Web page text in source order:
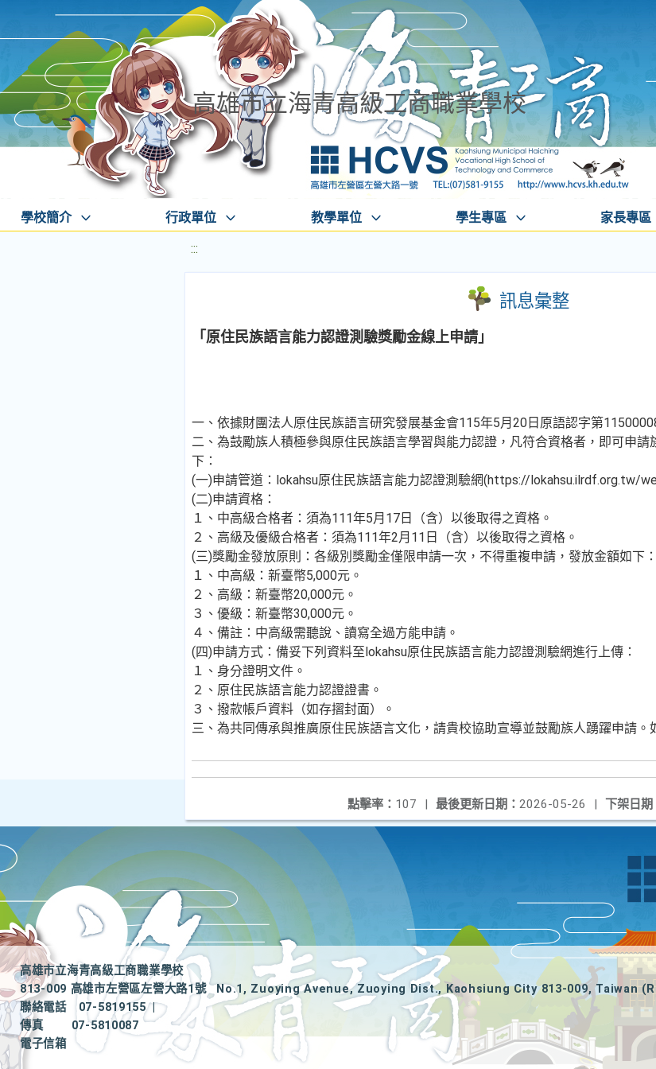
高雄市立海青高級工商職業學校
學校簡介 行政單位 教學單位 學生專區 家長專區
:::
訊息彙整
「原住民族語言能力認證測驗獎勵金線上申請」
一、依據財團法人原住民族語言研究發展基金會115年5月20日原語認字第
二、為鼓勵族人積極參與原住民族語言學習與能力認證，凡符合資格者，即可申
下：
(一)申請管道：lokahsu原住民族語言能力認證測驗網(https://lokahsu.ilrdf.org.tw/
(二)申請資格：
１、中高級合格者：須為111年5月17日（含）以後取得之資格。
２、高級及優級合格者：須為111年2月11日（含）以後取得之資格。
(三)獎勵金發放原則：各級別獎勵金僅限申請一次，不得重複申請，發放金額如下：
１、中高級：新臺幣5,000元。
２、高級：新臺幣20,000元。
３、優級：新臺幣30,000元。
４、備註：中高級需聽說、讀寫全過方能申請。
(四)申請方式：備妥下列資料至lokahsu原住民族語言能力認證測驗網進行上傳：
１、身分證明文件。
２、原住民族語言能力認證證書。
３、撥款帳戶資料（如存摺封面）。
三、為共同傳承與推廣原住民族語言文化，請貴校協助宣導並鼓勵族人踴躍申請。
下架日期
最後更新日期： 2026-05-26 |
點擊率： 107 |
高雄市立海青高級工商職業學校
813-009 高雄市左營區左營大路1號
No.1, Zuoying Avenue, Zuoying Dist., Kaohsiung City 813-009, Taiwan
聯絡電話
07-5819155
|
傳真
07-5810087
電子信箱